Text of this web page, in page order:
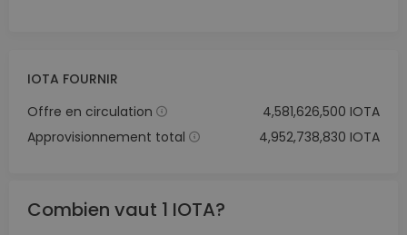
IOTA FOURNIR
Offre en circulation
4,581,626,500 IOTA
Approvisionnement total
4,952,738,830 IOTA
Combien vaut 1 IOTA?